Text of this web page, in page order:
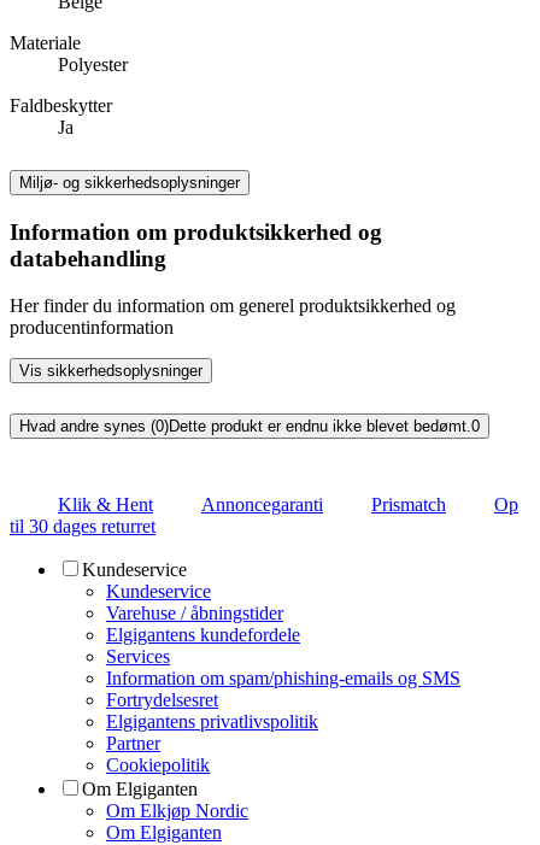
Materiale
Polyester
Faldbeskytter
Ja
Miljø- og sikkerhedsoplysninger
Information om produktsikkerhed og
databehandling
Her finder du information om generel produktsikkerhed og
producentinformation
Vis sikkerhedsoplysninger
Hvad andre synes (0)Dette produkt er endnu ikke blevet bedømt.0
Klik & Hent Annoncegaranti Prismatch
Op
til 30 dages returret
Kundeservice
Kundeservice
Varehuse / åbningstider
Elgigantens kundefordele
Services
Information om spam/phishing-emails og SMS
Fortrydelsesret
Elgigantens privatlivspolitik
Partner
Cookiepolitik
Om Elgiganten
Om Elkjøp Nordic
Om Elgiganten